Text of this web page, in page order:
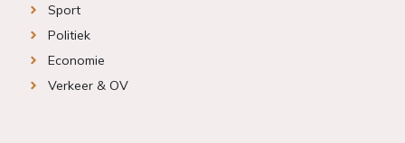
Sport
Politiek
Economie
Verkeer & OV